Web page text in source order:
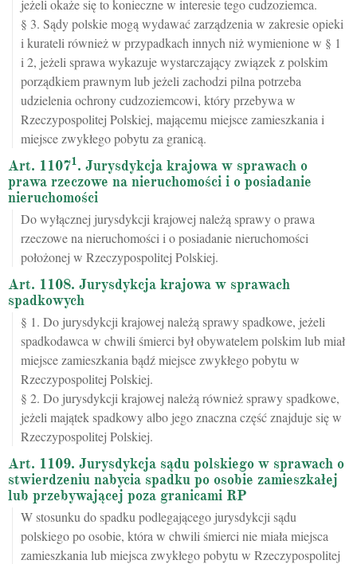
jeżeli okaże się to konieczne w interesie tego cudzoziemca.
§ 3. Sądy polskie mogą wydawać zarządzenia w zakresie opieki
i kurateli również w przypadkach innych niż wymienione w § 1
i 2, jeżeli sprawa wykazuje wystarczający związek z polskim
porządkiem prawnym lub jeżeli zachodzi pilna potrzeba
udzielenia ochrony cudzoziemcowi, który przebywa w
Rzeczypospolitej Polskiej, mającemu miejsce zamieszkania i
miejsce zwykłego pobytu za granicą.
Art. 11071. Jurysdykcja krajowa w sprawach o
prawa rzeczowe na nieruchomości i o posiadanie
nieruchomości
Do wyłącznej jurysdykcji krajowej należą sprawy o prawa
rzeczowe na nieruchomości i o posiadanie nieruchomości
położonej w Rzeczypospolitej Polskiej.
Art. 1108. Jurysdykcja krajowa w sprawach
spadkowych
§ 1. Do jurysdykcji krajowej należą sprawy spadkowe, jeżeli
spadkodawca w chwili śmierci był obywatelem polskim lub miał
miejsce zamieszkania bądź miejsce zwykłego pobytu w
Rzeczypospolitej Polskiej.
§ 2. Do jurysdykcji krajowej należą również sprawy spadkowe,
jeżeli majątek spadkowy albo jego znaczna część znajduje się w
Rzeczypospolitej Polskiej.
Art. 1109. Jurysdykcja sądu polskiego w sprawach o
stwierdzeniu nabycia spadku po osobie zamieszkałej
lub przebywającej poza granicami RP
W stosunku do spadku podlegającego jurysdykcji sądu
polskiego po osobie, która w chwili śmierci nie miała miejsca
zamieszkania lub miejsca zwykłego pobytu w Rzeczypospolitej